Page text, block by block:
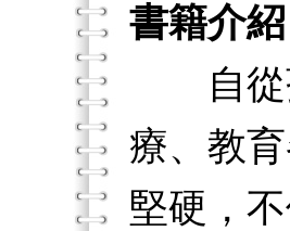
書籍介紹
自從孩
療、教
堅硬，